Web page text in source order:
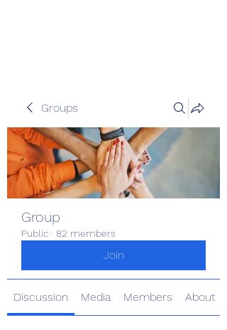
Groups
Group
Public · 82 members
Join
Discussion Media Members About